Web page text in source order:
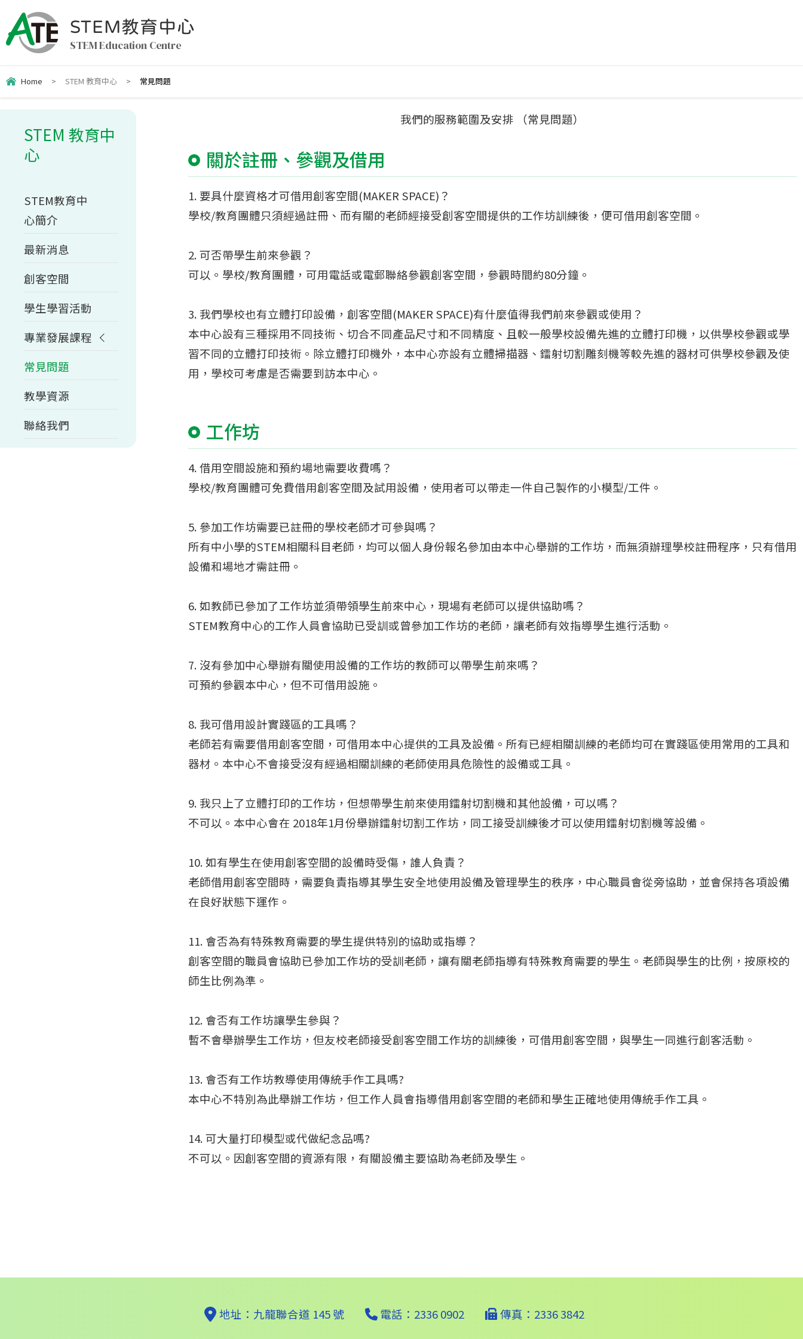
STEM教育中心
STEM Education Centre
Home > STEM 教育中心 > 常見問題
我們的服務範圍及安排 （常見問題）
關於註冊、參觀及借用
1. 要具什麼資格才可借用創客空間(MAKER SPACE)？
學校/教育團體只須經過註冊、而有關的老師經接受創客空間提供的工作坊訓練後，便可借用創客空間。
2. 可否帶學生前來參觀？
可以。學校/教育團體，可用電話或電郵聯絡參觀創客空間，參觀時間約80分鐘。
3. 我們學校也有立體打印設備，創客空間(MAKER SPACE)有什麼值得我們前來參觀或使用？
本中心設有三種採用不同技術、切合不同產品尺寸和不同精度、且較一般學校設備先進的立體打印機，以供學校參觀或學
習不同的立體打印技術。除立體打印機外，本中心亦設有立體掃描器、鐳射切割雕刻機等較先進的器材可供學校參觀及使
用，學校可考慮是否需要到訪本中心。
工作坊
4. 借用空間設施和預約場地需要收費嗎？
學校/教育團體可免費借用創客空間及試用設備，使用者可以帶走一件自己製作的小模型/工件。
5. 參加工作坊需要已註冊的學校老師才可參與嗎？
所有中小學的STEM相關科目老師，均可以個人身份報名參加由本中心舉辦的工作坊，而無須辦理學校註冊程序，只有借用
設備和場地才需註冊。
6. 如教師已參加了工作坊並須帶領學生前來中心，現場有老師可以提供協助嗎？
STEM教育中心的工作人員會協助已受訓或曾參加工作坊的老師，讓老師有效指導學生進行活動。
7. 沒有參加中心舉辦有關使用設備的工作坊的教師可以帶學生前來嗎？
可預約參觀本中心，但不可借用設施。
8. 我可借用設計實踐區的工具嗎？
老師若有需要借用創客空間，可借用本中心提供的工具及設備。所有已經相關訓練的老師均可在實踐區使用常用的工具和
器材。本中心不會接受沒有經過相關訓練的老師使用具危險性的設備或工具。
9. 我只上了立體打印的工作坊，但想帶學生前來使用鐳射切割機和其他設備，可以嗎？
不可以。本中心會在 2018年1月份舉辦鐳射切割工作坊，同工接受訓練後才可以使用鐳射切割機等設備。
10. 如有學生在使用創客空間的設備時受傷，誰人負責？
老師借用創客空間時，需要負責指導其學生安全地使用設備及管理學生的秩序，中心職員會從旁協助，並會保持各項設備
在良好狀態下運作。
11. 會否為有特殊教育需要的學生提供特別的協助或指導？
創客空間的職員會協助已參加工作坊的受訓老師，讓有關老師指導有特殊教育需要的學生。老師與學生的比例，按原校的
師生比例為準。
12. 會否有工作坊讓學生參與？
暫不會舉辦學生工作坊，但友校老師接受創客空間工作坊的訓練後，可借用創客空間，與學生一同進行創客活動。
13. 會否有工作坊教導使用傳統手作工具嗎?
本中心不特別為此舉辦工作坊，但工作人員會指導借用創客空間的老師和學生正確地使用傳統手作工具。
14. 可大量打印模型或代做紀念品嗎?
不可以。因創客空間的資源有限，有關設備主要協助為老師及學生。
STEM 教育中
心
STEM教育中
心簡介
最新消息
創客空間
學生學習活動
專業發展課程
常見問題
教學資源
聯絡我們
地址：九龍聯合道 145 號 電話：2336 0902 傳真：2336 3842